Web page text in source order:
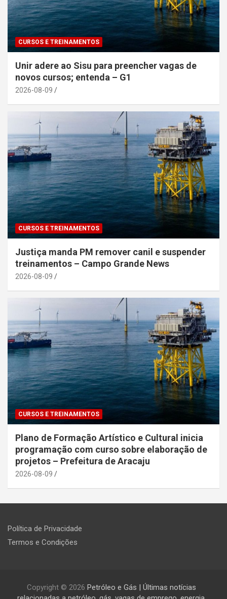
CURSOS E TREINAMENTOS
Unir adere ao Sisu para preencher vagas de
novos cursos; entenda – G1
2026-08-09
CURSOS E TREINAMENTOS
Justiça manda PM remover canil e suspender
treinamentos – Campo Grande News
2026-08-09
CURSOS E TREINAMENTOS
Plano de Formação Artístico e Cultural inicia
programação com curso sobre elaboração de
projetos – Prefeitura de Aracaju
2026-08-09
Política de Privacidade
Termos e Condições
Copyright © 2026 Petróleo e Gás | Últimas notícias